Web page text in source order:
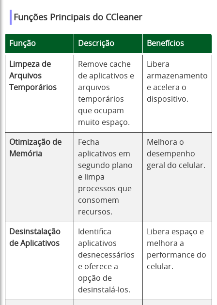
Funções Principais do CCleaner
Função Descrição Benefícios
Limpeza de
Arquivos
Temporários
Remove cache
de aplicativos e
arquivos
temporários
que ocupam
muito espaço.
Libera
armazenamento
e acelera o
dispositivo.
Otimização de
Memória
Fecha
aplicativos em
segundo plano
e limpa
processos que
consomem
recursos.
Melhora o
desempenho
geral do celular.
Desinstalação
de Aplicativos
Identifica
aplicativos
desnecessários
e oferece a
opção de
desinstalá-los.
Libera espaço e
melhora a
performance do
celular.